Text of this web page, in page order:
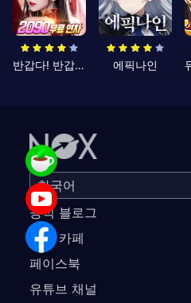
반갑다! 반갑삼국지 에픽나인
공식 블로그
공식 카페
페이스북
유튜브 채널